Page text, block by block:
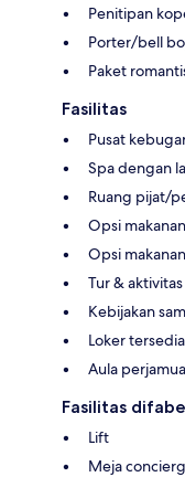
Penitipan
Porter/bell
Paket
Fasilitas
Pusat
Spa dengan
Ruang pijat/
Opsi
Opsi
Tur &
Kebijakan
Loker tersedia
Aula
Fasilitas
Lift
Meja